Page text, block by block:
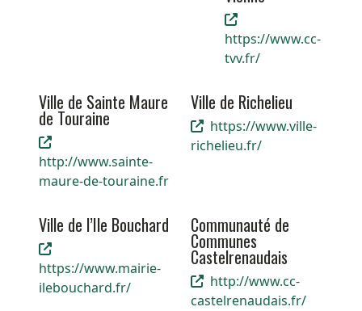
https://www.cc-
tvv.fr/
Ville de Sainte Maure
de Touraine
http://www.sainte-
maure-de-touraine.fr
Ville de Richelieu
https://www.ville-
richelieu.fr/
Ville de l’Ile Bouchard
https://www.mairie-
ilebouchard.fr/
Communauté de
Communes
Castelrenaudais
http://www.cc-
castelrenaudais.fr/